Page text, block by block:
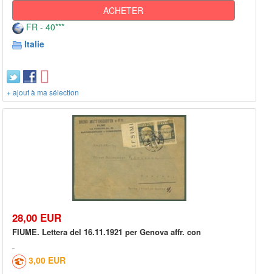
ACHETER
FR - 40***
Italie
+ ajout à ma sélection
28,00 EUR
FIUME. Lettera del 16.11.1921 per Genova affr. con
3,00 EUR